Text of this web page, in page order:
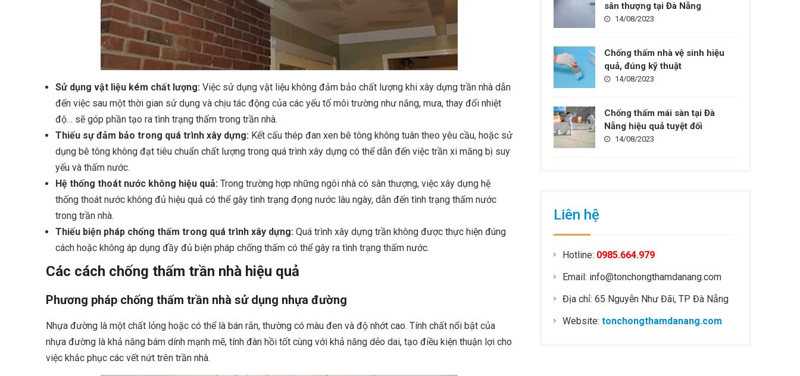
Sử dụng vật liệu kém chất lượng: Việc sử dụng vật liệu không đảm bảo chất lượng khi xây dựng trần nhà dẫn
đến việc sau một thời gian sử dụng và chịu tác động của các yếu tố môi trường như nắng, mưa, thay đổi nhiệt
độ… sẽ góp phần tạo ra tình trạng thấm trong trần nhà.
Thiếu sự đảm bảo trong quá trình xây dựng: Kết cấu thép đan xen bê tông không tuân theo yêu cầu, hoặc sử
dụng bê tông không đạt tiêu chuẩn chất lượng trong quá trình xây dựng có thể dẫn đến việc trần xi măng bị suy
yếu và thấm nước.
Hệ thống thoát nước không hiệu quả: Trong trường hợp những ngôi nhà có sân thượng, việc xây dựng hệ
thống thoát nước không đủ hiệu quả có thể gây tình trạng đọng nước lâu ngày, dẫn đến tình trạng thấm nước
trong trần nhà.
Thiếu biện pháp chống thấm trong quá trình xây dựng: Quá trình xây dựng trần không được thực hiện đúng
cách hoặc không áp dụng đầy đủ biện pháp chống thấm có thể gây ra tình trạng thấm nước.
Các cách chống thấm trần nhà hiệu quả
Phương pháp chống thấm trần nhà sử dụng nhựa đường
Nhựa đường là một chất lỏng hoặc có thể là bán rắn, thường có màu đen và độ nhớt cao. Tính chất nổi bật của
nhựa đường là khả năng bám dính mạnh mẽ, tính đàn hồi tốt cùng với khả năng dẻo dai, tạo điều kiện thuận lợi cho
việc khắc phục các vết nứt trên trần nhà.
sân thượng tại Đà Nẵng
14/08/2023
Chống thấm nhà vệ sinh hiệu
quả, đúng kỹ thuật
14/08/2023
Chống thấm mái sàn tại Đà
Nẵng hiệu quả tuyệt đối
14/08/2023
Liên hệ
Hotline: 0985.664.979
Email: info@tonchongthamdanang.com
Địa chỉ: 65 Nguyễn Như Đãi, TP Đà Nẵng
Website:tonchongthamdanang.com